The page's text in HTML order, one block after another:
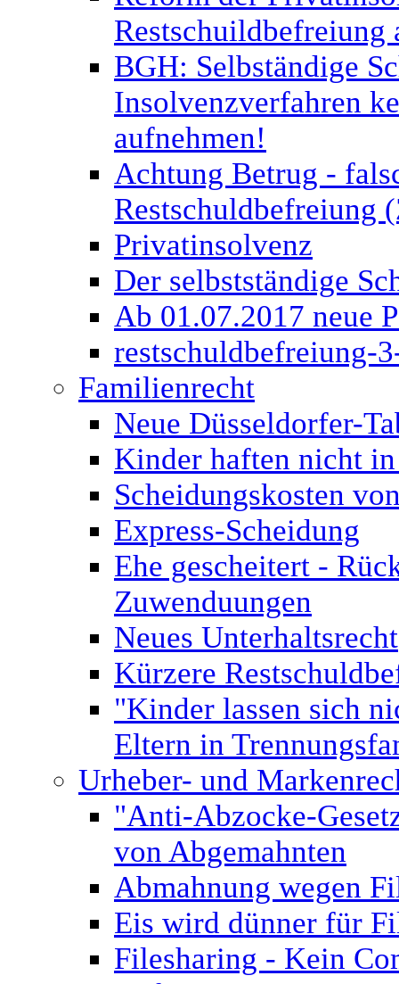
Restschuildbefreiung
BGH: Selbständige
Insolvenzverfahren
aufnehmen!
Achtung Betrug -
Restschuldbefreiung
Privatinsolvenz
Der selbstständige
Ab 01.07.2017 neue
restschuldbefreiung-
Familienrecht
Neue Düsseldorfer-
Kinder haften nicht
Scheidungskosten
Express-Scheidung
Ehe gescheitert -
Zuwenduungen
Neues Unterhaltsrecht
Kürzere
"Kinder lassen sich
Eltern in
Urheber- und
"Anti-Abzocke-
von Abgemahnten
Abmahnung wegen
Eis wird dünner für
Filesharing - Kein